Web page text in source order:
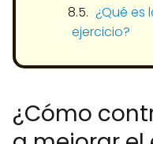
¿Qué es
ejercicio?
¿Cómo